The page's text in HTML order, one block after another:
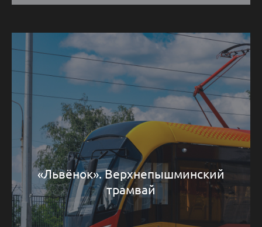
«Львёнок». Верхнепышминский
трамвай